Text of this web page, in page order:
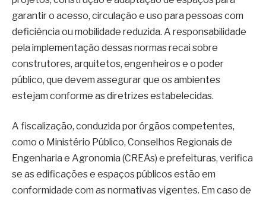
garantir o acesso, circulação e uso para pessoas com
deficiência ou mobilidade reduzida. A responsabilidade
pela implementação dessas normas recai sobre
construtores, arquitetos, engenheiros e o poder
público, que devem assegurar que os ambientes
estejam conforme as diretrizes estabelecidas.
A fiscalização, conduzida por órgãos competentes,
como o Ministério Público, Conselhos Regionais de
Engenharia e Agronomia (CREAs) e prefeituras, verifica
se as edificações e espaços públicos estão em
conformidade com as normativas vigentes. Em caso de